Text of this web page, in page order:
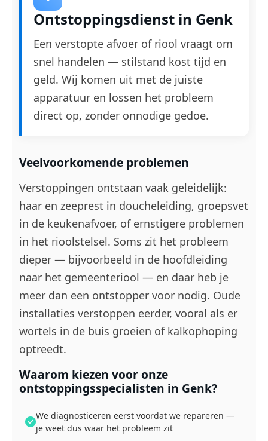
Ontstoppingsdienst in Genk
Een verstopte afvoer of riool vraagt om
snel handelen — stilstand kost tijd en
geld. Wij komen uit met de juiste
apparatuur en lossen het probleem
direct op, zonder onnodige gedoe.
Veelvoorkomende problemen
Verstoppingen ontstaan vaak geleidelijk:
haar en zeeprest in doucheleiding, groepsvet
in de keukenafvoer, of ernstigere problemen
in het rioolstelsel. Soms zit het probleem
dieper — bijvoorbeeld in de hoofdleiding
naar het gemeenteriool — en daar heb je
meer dan een ontstopper voor nodig. Oude
installaties verstoppen eerder, vooral als er
wortels in de buis groeien of kalkophoping
optreedt.
Waarom kiezen voor onze
ontstoppingsspecialisten in Genk?
We diagnosticeren eerst voordat we repareren —
je weet dus waar het probleem zit